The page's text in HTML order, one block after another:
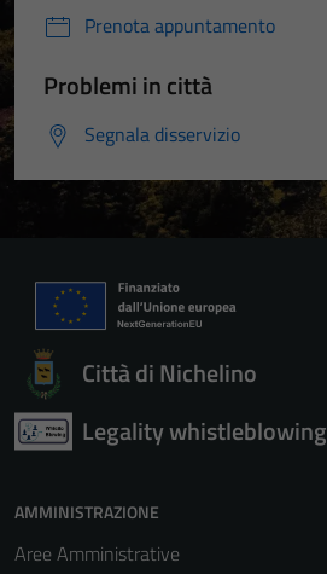
Prenota appuntamento
Problemi in città
Segnala disservizio
Città di Nichelino
Legality whistleblowing
AMMINISTRAZIONE
Aree Amministrative